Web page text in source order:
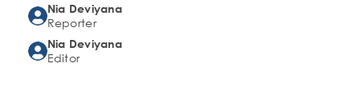
Nia Deviyana
Reporter
Nia Deviyana
Editor